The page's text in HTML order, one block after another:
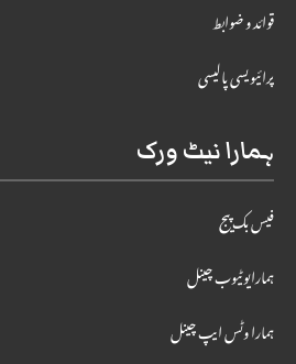
قوائد و ضوابط
پرائیویسی پالیسی
ہمارا نیٹ ورک
فیس بک پیج
ہمارایوٹیوب چینل
ہمارا وٹس ایپ چینل